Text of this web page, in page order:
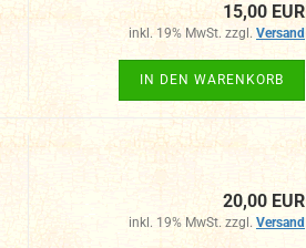
15,00 EUR
inkl. 19% MwSt. zzgl. Versand
IN DEN WARENKORB
20,00 EUR
inkl. 19% MwSt. zzgl. Versand